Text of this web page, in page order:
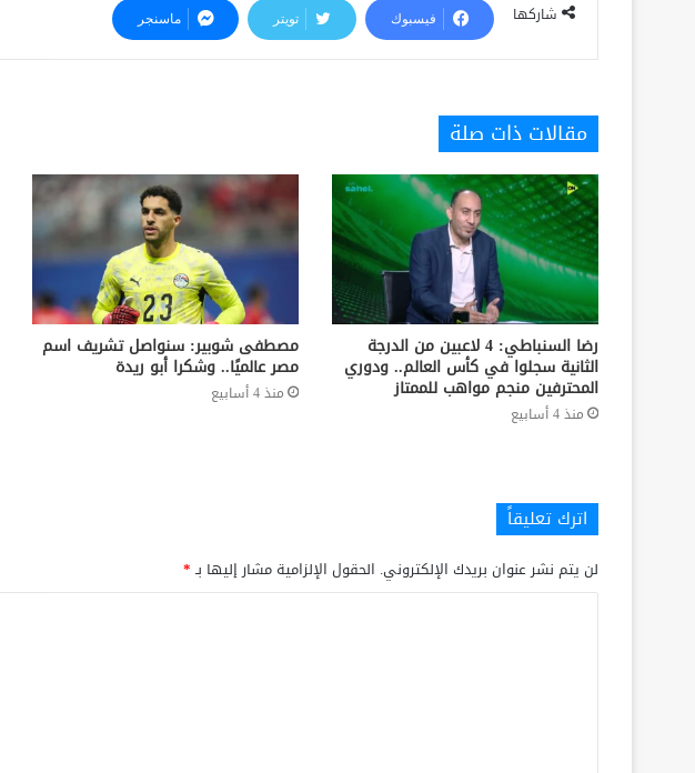
شاركها فيسبوك تويتر ماسنجر
مقالات ذات صلة
رضا السنباطي: 4 لاعبين من الدرجة
الثانية سجلوا في كأس العالم.. ودوري
المحترفين منجم مواهب للممتاز
منذ 4 أسابيع
مصطفى شوبير: سنواصل تشريف اسم
مصر عالميًا.. وشكرا أبو ريدة
منذ 4 أسابيع
اترك تعليقاً
لن يتم نشر عنوان بريدك الإلكتروني. الحقول الإلزامية مشار إليها بـ*